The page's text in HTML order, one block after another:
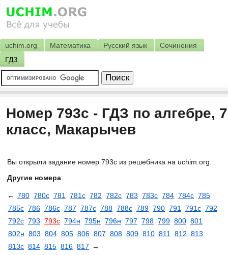
uchim.org Математика Русский язык
Сочинения
ГДЗ
Номер 793c - ГДЗ по алгебре, 7
класс, Макарычев
Вы открыли задание номер 793c из решебника на uchim.org.
Другие номера:
← 780 780с 781 781с 782 782с 783 783с 784 784с 785
785с 786 786c 787 787c 788 788c 789 790 791 791c 792
792c 793 793c 794н 795н 796н 797 798 799 800 801
802н 803 804 805 806 807 808 809 810 811 812 813
813c 814 815 816 817 →